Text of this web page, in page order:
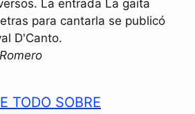
La entrada La gaita
para cantarla se publicó
D'Canto.
TODO SOBRE